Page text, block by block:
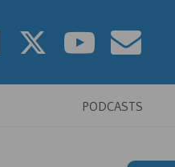
PODCASTS